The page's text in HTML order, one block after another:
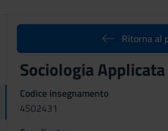
Ritorna al
Sociologia
Codice insegnamento
4S02431